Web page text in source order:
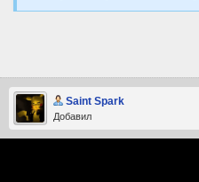
Saint Spark
Добавил